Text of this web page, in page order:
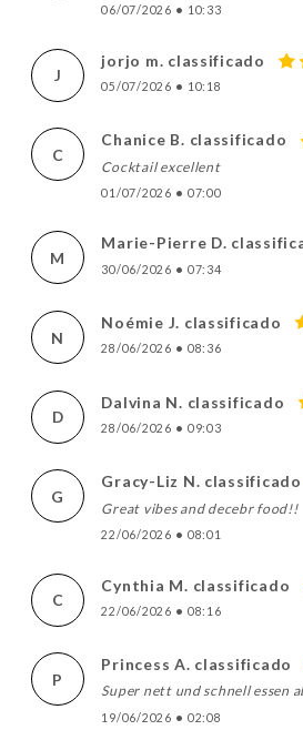
06/07/2026 • 10:33
J
jorjo m. classificado
05/07/2026 • 10:18
C
Chanice B. classificado
Cocktail excellent
01/07/2026 • 07:00
M
Marie-Pierre D.
30/06/2026 • 07:34
N
Noémie J. classificado
28/06/2026 • 08:36
D
Dalvina N. classificado
28/06/2026 • 09:03
G
Gracy-Liz N. classificado
Great vibes and decebr food!!
22/06/2026 • 08:01
C
Cynthia M. classificado
22/06/2026 • 08:16
P
Princess A. classificado
Super nett und schnell essen
19/06/2026 • 02:08